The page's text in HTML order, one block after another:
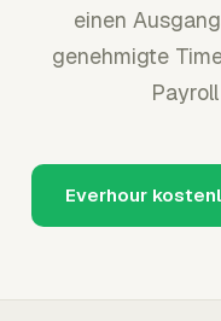
einen
genehmigte
Everhour